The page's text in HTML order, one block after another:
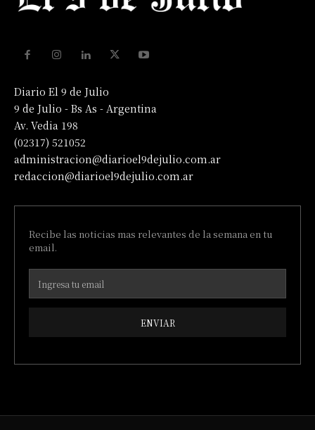
Diario El 9 de Julio
9 de Julio - Bs As - Argentina
Av. Vedia 198
(02317) 521052
administracion@diarioel9dejulio.com.ar
redaccion@diarioel9dejulio.com.ar
Recibe las noticias mas relevantes de la semana en tu
email.
ENVIAR